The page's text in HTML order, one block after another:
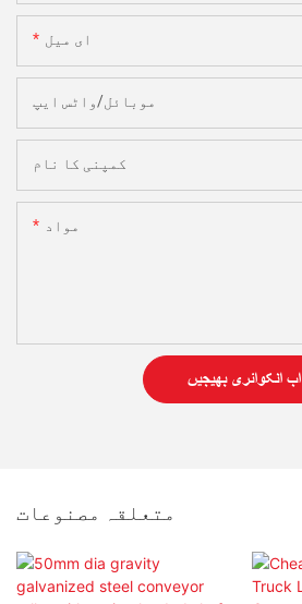
ای میل
موبائل/واٹس ایپ
کمپنی کا نام
مواد
اب انکوائری بھیجیں
متعلقہ مصنوعات